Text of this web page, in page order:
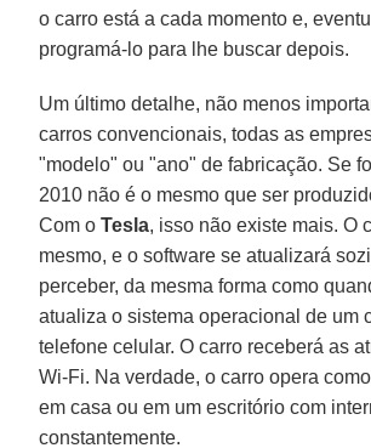
o carro está a cada momento e,
programá-lo para lhe buscar depois.
Um último detalhe, não menos
carros convencionais, todas as
"modelo" ou "ano" de fabricação. Se
2010 não é o mesmo que ser
Com oTesla, isso não existe mais. O
mesmo, e o software se atualizará
perceber, da mesma forma como
atualiza o sistema operacional de um
telefone celular. O carro receberá as
Wi-Fi. Na verdade, o carro opera
em casa ou em um escritório com
constantemente.